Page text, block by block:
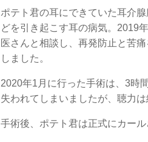
ポテト君の耳にできていた耳介
どを引き起こす耳の病気。2019
医さんと相談し、再発防止と苦
しました。
2020年1月に行った手術は、3時
失われてしまいましたが、聴力
手術後、ポテト君は正式にカー